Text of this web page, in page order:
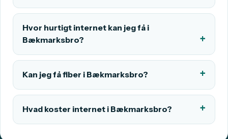
Hvor hurtigt internet kan jeg få i
Bækmarksbro?
Kan jeg få fiber i Bækmarksbro?
Hvad koster internet i Bækmarksbro?